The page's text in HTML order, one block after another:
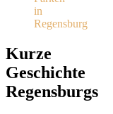
in
Regensburg
Kurze
Geschichte
Regensburgs